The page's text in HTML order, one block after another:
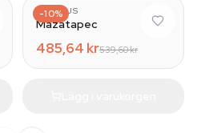
-10%
AZARIUS
Mazatapec
485,64 kr539,60 kr